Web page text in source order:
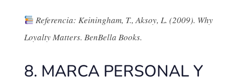
Referencia: Keiningham, T., Aksoy, L. (2009). Why
Loyalty Matters. BenBella Books.
8. MARCA PERSONAL Y